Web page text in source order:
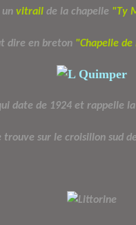
vitrail de la chapelle "Ty
dire en breton "Chapelle
date de 1924 et rappelle
trouve sur le croisillon sud